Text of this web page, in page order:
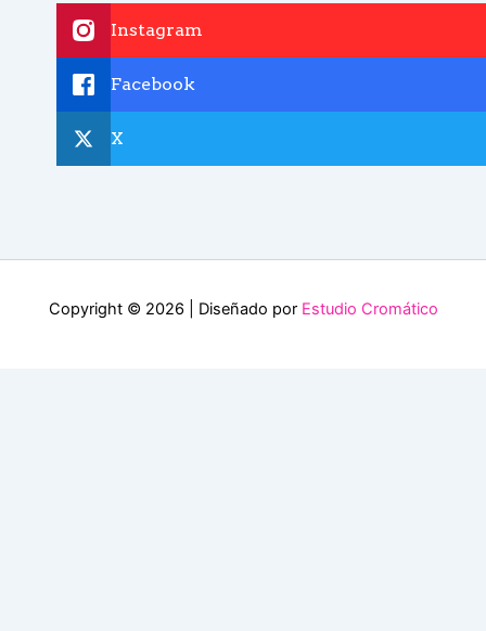
Instagram
Facebook
X
Copyright © 2026 | Diseñado por Estudio Cromático